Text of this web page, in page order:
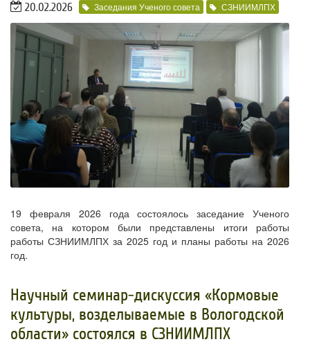
20.02.2026 Заседания Ученого совета СЗНИИМЛПХ
19 февраля 2026 года состоялось заседание Ученого
совета, на котором были представлены итоги работы
работы СЗНИИМЛПХ за 2025 год и планы работы на 2026
год.
​Научный семинар-дискуссия «Кормовые
культуры, возделываемые в Вологодской
области» состоялся в СЗНИИМЛПХ